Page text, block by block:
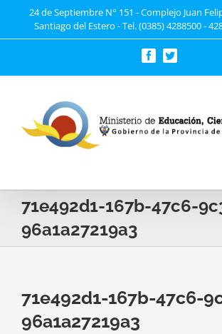
24 de Septiembre N° 151 - Complejo Juan
Santiago del Estero - Tel. (0385) 4288500 -
FacebookTwitter
71e492d1-167b-47c6-
96a1a27219a3
71e492d1-167b-47c6-
96a1a27219a3